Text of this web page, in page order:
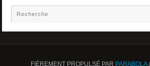
FIÈREMENT PROPULSÉ PAR PARABOLA